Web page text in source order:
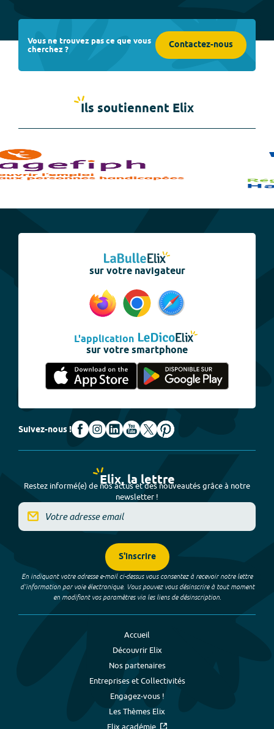
Vous ne trouvez pas ce que vous
cherchez ? Contactez-nous
Ils soutiennent Elix
sur votre navigateur
L'application
sur votre smartphone
Suivez-nous !
Elix, la lettre
Restez informé(e) de nos actus et des nouveautés grâce à notre
newsletter !
S'inscrire
En indiquant votre adresse e-mail ci-dessus vous consentez à recevoir notre lettre
d’information par voie électronique. Vous pouvez vous désinscrire à tout moment
en modifiant vos paramètres via les liens de désinscription.
Accueil
Découvrir Elix
Nos partenaires
Entreprises et Collectivités
Engagez-vous !
Les Thèmes Elix
Elix académie